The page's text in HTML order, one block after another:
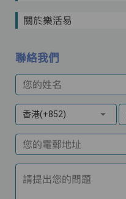
關於樂活易
聯絡我們
您的姓名
香港(+852)
您的電郵地址
請提出您的問題